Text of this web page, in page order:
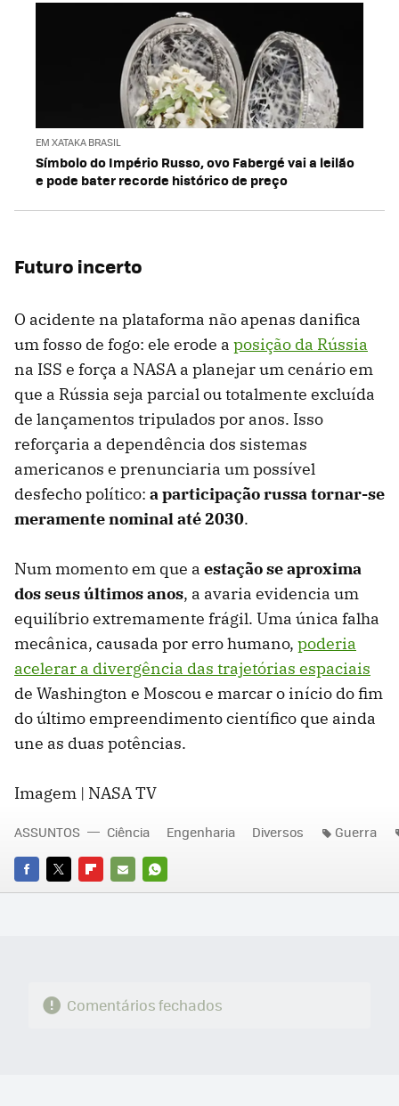
EM XATAKA BRASIL
Símbolo do Império Russo, ovo Fabergé vai a leilão
e pode bater recorde histórico de preço
Futuro incerto
O acidente na plataforma não apenas danifica
um fosso de fogo: ele erode a posição da Rússia
na ISS e força a NASA a planejar um cenário em
que a Rússia seja parcial ou totalmente excluída
de lançamentos tripulados por anos. Isso
reforçaria a dependência dos sistemas
americanos e prenunciaria um possível
desfecho político: a participação russa tornar-se
meramente nominal até 2030.
Num momento em que a estação se aproxima
dos seus últimos anos, a avaria evidencia um
equilíbrio extremamente frágil. Uma única falha
mecânica, causada por erro humano, poderia
acelerar a divergência das trajetórias espaciais
de Washington e Moscou e marcar o início do fim
do último empreendimento científico que ainda
une as duas potências.
Imagem | NASA TV
FACEBOOK
TWITTERFLIPBOARD
E-
WHATSAPP
ASSUNTOS Ciência Engenharia Diversos Guerra
Comentários fechados